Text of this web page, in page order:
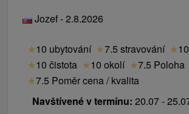
Jozef - 2.8.2026
★10 ubytování ★7.5 stravování ★
★10 čistota ★10 okolí ★7.5 Poloha
★7.5 Poměr cena / kvalita
Navštívené v termínu: 20.07 -